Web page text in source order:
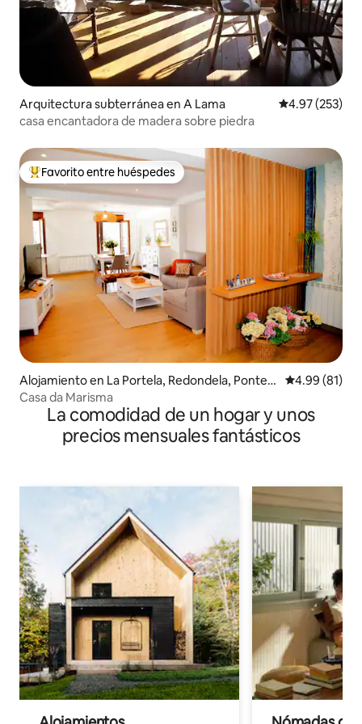
Arquitectura subterránea en A Lama Calificación
4.97 (253)
casa encantadora de madera sobre piedra
Favorito entre huéspedes preferido
Favorito entre huéspedes
Alojamiento en La Portela, Redondela, Pontev
edra
Calificación
4.99 (81)
Casa da Marisma
La comodidad de un hogar y unos
precios mensuales fantásticos